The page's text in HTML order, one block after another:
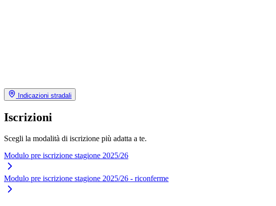
Indicazioni stradali
Iscrizioni
Scegli la modalità di iscrizione più adatta a te.
Modulo pre iscrizione stagione 2025/26
Modulo pre iscrizione stagione 2025/26 - riconferme